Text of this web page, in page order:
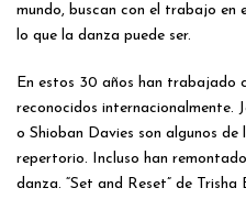
mundo, buscan con el trabajo en
lo que la danza puede ser.
En estos 30 años han trabajado
reconocidos internacionalmente.
o Shioban Davies son algunos de
repertorio. Incluso han
danza. “Set and Reset” de Trisha